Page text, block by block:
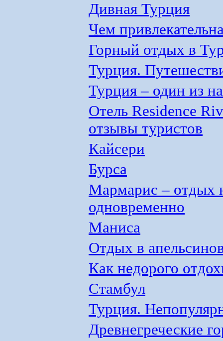
Дивная Турция
Чем
Горный отдых в
Турция.
Турция – один из
Отель Residence
отзывы туристов
Кайсери
Бурса
Мармарис – отдых
одновременно
Маниса
Отдых в
Как недорого
Стамбул
Турция.
Древнегреческие